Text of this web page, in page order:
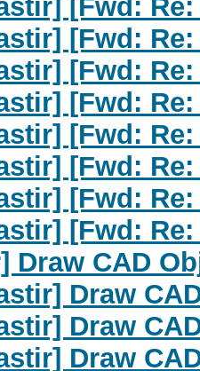
[Fwd:
[Fwd:
[Fwd:
[Fwd:
[Fwd:
[Fwd:
[Fwd:
[Fwd:
Draw CAD
Draw
Draw
Draw